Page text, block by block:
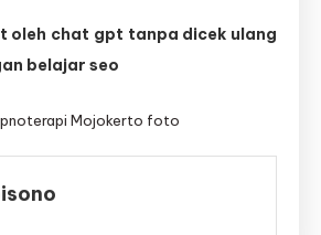
oleh chat gpt tanpa dicek ulang
belajar seo
Mojokerto foto